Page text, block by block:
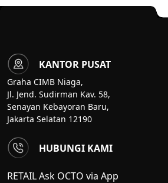
KANTOR PUSAT
Graha CIMB Niaga,
Jl. Jend. Sudirman Kav. 58,
Senayan Kebayoran Baru,
Jakarta Selatan 12190
HUBUNGI KAMI
RETAIL Ask OCTO via App